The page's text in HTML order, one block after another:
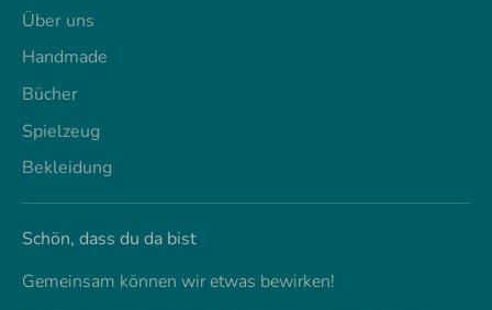
Über uns
Handmade
Bücher
Spielzeug
Bekleidung
Schön, dass du da bist
Gemeinsam können wir etwas bewirken!